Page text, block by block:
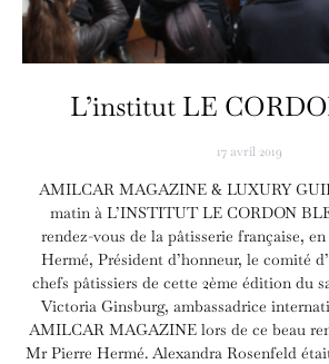
L’institut LE
17 avril 2019
AMILCAR MAGAZINE & LUXURY
matin à L’INSTITUT LE CORDON
rendez-vous de la pâtisserie française,
Hermé, Président d’honneur, le comité
chefs pâtissiers de cette 2ème édition du
Victoria Ginsburg, ambassadrice
AMILCAR MAGAZINE lors de ce beau
Mr Pierre Hermé. Alexandra Rosenfeld